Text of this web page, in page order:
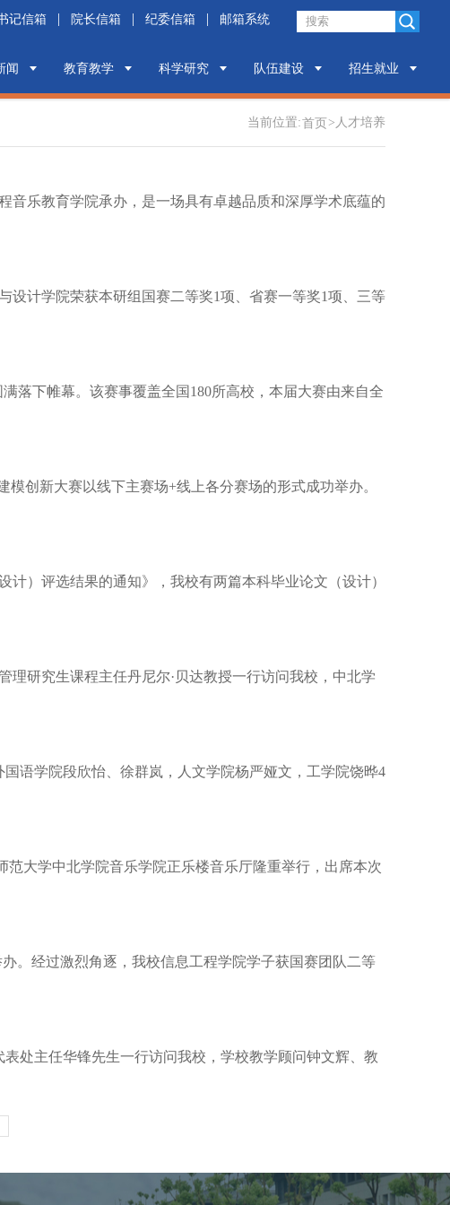
记信箱 | 院长信箱 | 纪委信箱 | 邮箱系统
闻 教育教学 科学研究 队伍建设 招生就业
当前位置:首页 > 人才培养
音乐教育学院承办，是一场具有卓越品质和深厚学术底蕴的
计学院荣获本研组国赛二等奖1项、省赛一等奖1项、三等
落下帷幕。该赛事覆盖全国180所高校，本届大赛由来自全
模创新大赛以线下主赛场+线上各分赛场的形式成功举办。
）评选结果的通知》，我校有两篇本科毕业论文（设计）
研究生课程主任丹尼尔·贝达教授一行访问我校，中北学
语学院段欣怡、徐群岚，人文学院杨严娅文，工学院饶晔4
范大学中北学院音乐学院正乐楼音乐厅隆重举行，出席本次
。经过激烈角逐，我校信息工程学院学子获国赛团队二等
处主任华锋先生一行访问我校，学校教学顾问钟文辉、教